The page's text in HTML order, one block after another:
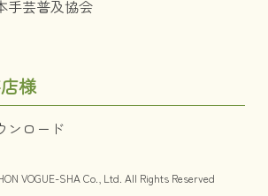
手芸普及協会
様
ンロード
VOGUE-SHA Co., Ltd. All Rights Reserved